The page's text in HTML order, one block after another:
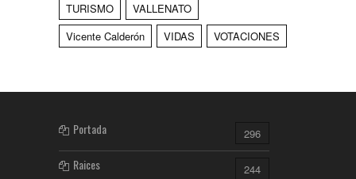
TURISMO
VALLENATO
Vicente Calderón
VIDAS VOTACIONES
Portada 296
Raices 244